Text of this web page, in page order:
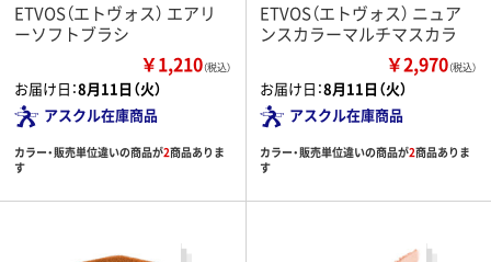
ETVOS（エトヴォス） エアリ
ーソフトブラシ
￥1,210（税込）
お届け日：8月11日（火）
アスクル在庫商品
カラー・販売単位違いの商品が2商品ありま
す
ETVOS（エトヴォス） ニュア
ンスカラーマルチマスカラ
￥2,970（税込）
お届け日：8月11日（火）
アスクル在庫商品
カラー・販売単位違いの商品が2商品ありま
す